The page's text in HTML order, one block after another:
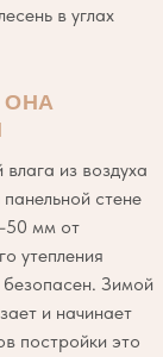
в углах
ОНА
из воздуха
стене
мм от
утепления
безопасен. Зимой
и начинает
постройки это